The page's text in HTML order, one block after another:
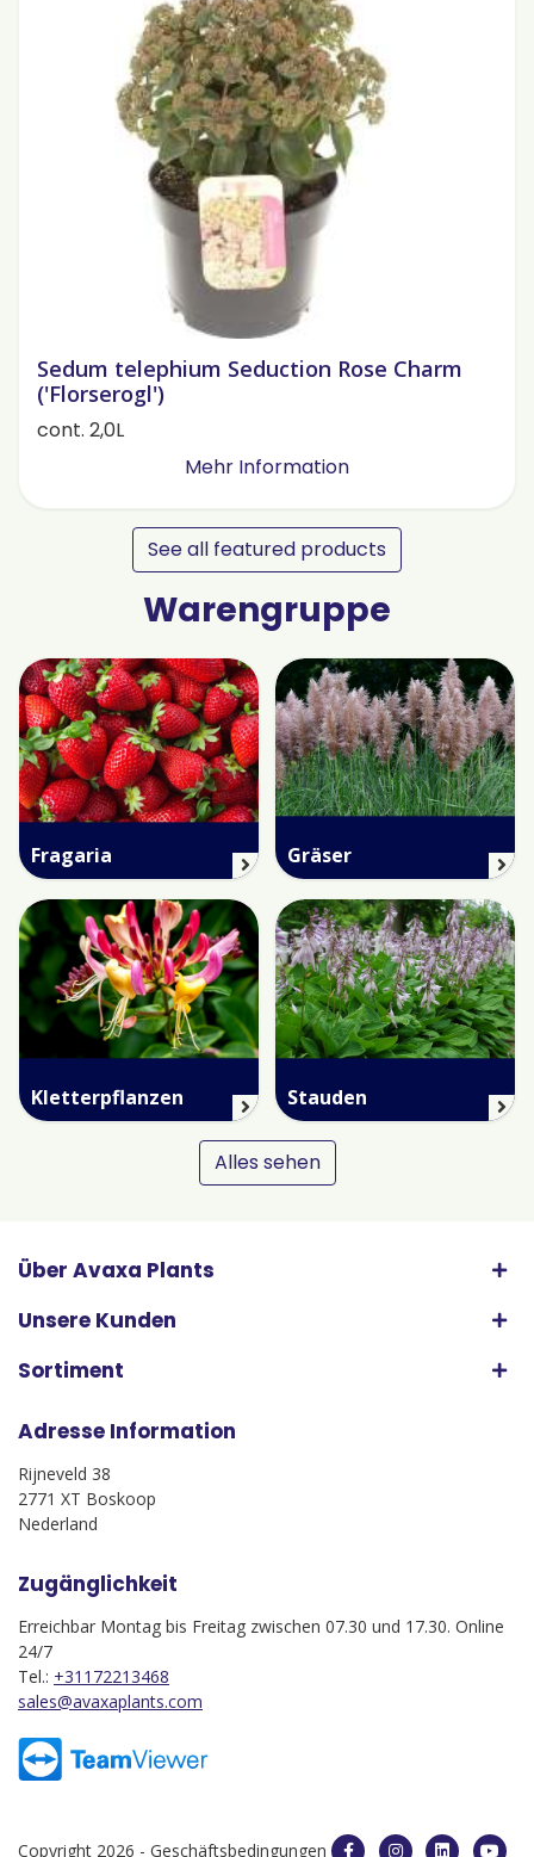
Sedum telephium Seduction Rose Charm
('Florserogl')
cont. 2,0L
Mehr Information
See all featured products
Warengruppe
Fragaria Gräser
Kletterpflanzen Stauden
Alles sehen
Über Avaxa Plants
Unsere Kunden
Sortiment
Adresse Information
Rijneveld 38
2771 XT Boskoop
Nederland
Zugänglichkeit
Erreichbar Montag bis Freitag zwischen 07.30 und 17.30. Online
24/7
Tel.: +31172213468
sales@avaxaplants.com
Copyright 2026 - Geschäftsbedingungen